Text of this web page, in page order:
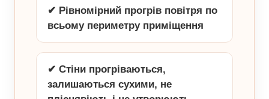
✔ Рівномірний прогрів повітря по
всьому периметру приміщення
✔ Стіни прогріваються,
залишаються сухими, не